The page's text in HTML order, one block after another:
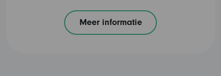
Meer informatie